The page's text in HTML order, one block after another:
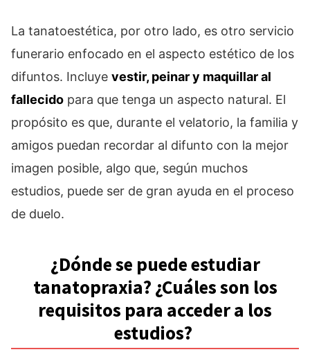
La tanatoestética, por otro lado, es otro servicio
funerario enfocado en el aspecto estético de los
difuntos. Incluye vestir, peinar y maquillar al
fallecido para que tenga un aspecto natural. El
propósito es que, durante el velatorio, la familia y
amigos puedan recordar al difunto con la mejor
imagen posible, algo que, según muchos
estudios, puede ser de gran ayuda en el proceso
de duelo.
¿Dónde se puede estudiar
tanatopraxia? ¿Cuáles son los
requisitos para acceder a los
estudios?